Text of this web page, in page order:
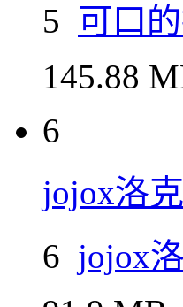
5 可口
145.88
6
jojox洛
6 jojox